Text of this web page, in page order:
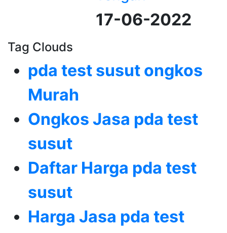
17-06-2022
Tag Clouds
pda test susut ongkos
Murah
Ongkos Jasa pda test
susut
Daftar Harga pda test
susut
Harga Jasa pda test